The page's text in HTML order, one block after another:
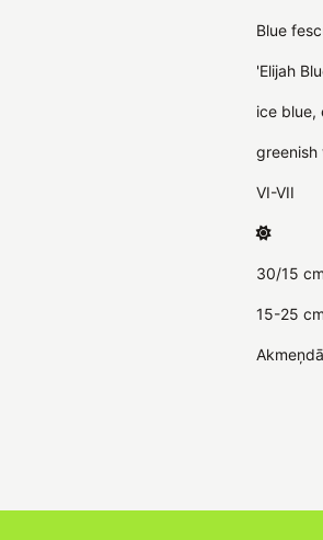
Blue
'Elijah
ice blue,
VI-VII
30/15 cm
15-25 cm